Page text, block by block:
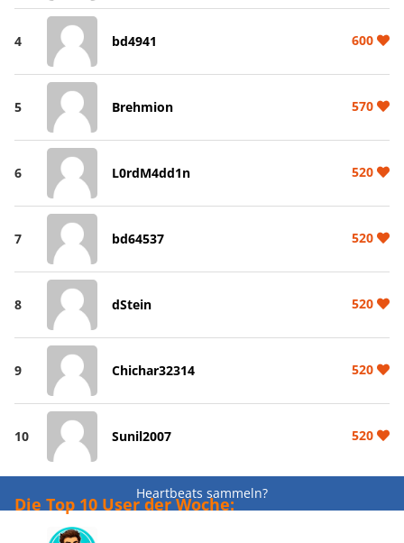
4 bd4941 600
5 Brehmion 570
6 L0rdM4dd1n 520
7 bd64537 520
8 dStein 520
9 Chichar32314 520
10 Sunil2007 520
Heartbeats sammeln?
Die Top 10 User der Woche: